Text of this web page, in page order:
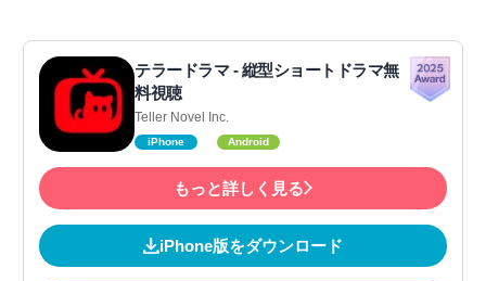
テラードラマ - 縦型ショートドラマ無
料視聴
Teller Novel Inc.
iPhone Android
もっと詳しく見る
iPhone版をダウンロード